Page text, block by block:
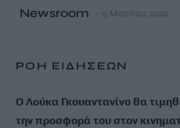
Newsroom 5 Μαρτίου, 2026
ΡΟΗ ΕΙΔΗΣΕΩΝ
Ο Λούκα Γκουαντανίνο θα
την προσφορά του στον